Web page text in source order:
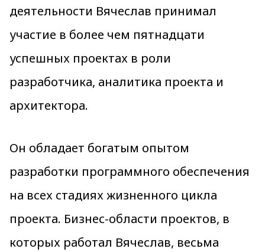
деятельности Вячеслав принимал
участие в более чем пятнадцати
успешных проектах в роли
разработчика, аналитика проекта и
архитектора.
Он обладает богатым опытом
разработки программного обеспечения
на всех стадиях жизненного цикла
проекта. Бизнес-области проектов, в
которых работал Вячеслав, весьма